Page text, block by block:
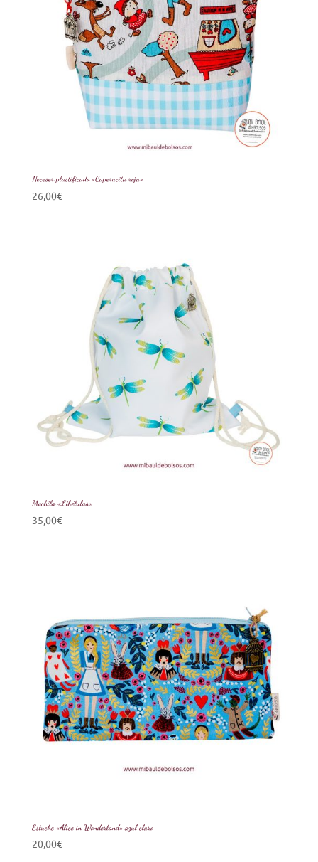
Neceser plastificado «Caperucita roja»
26,00€
Mochila «Libélulas»
35,00€
Estuche «Alice in Wonderland» azul claro
20,00€